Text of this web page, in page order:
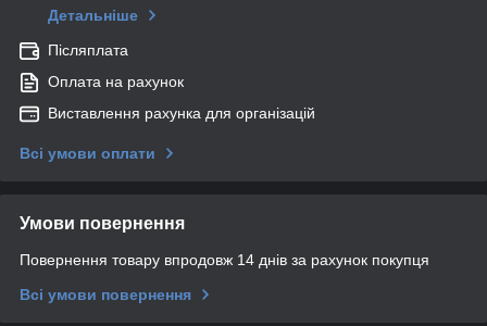
Детальніше
Післяплата
Оплата на рахунок
Виставлення рахунка для організацій
Всі умови оплати
Умови повернення
Повернення товару впродовж 14 днів за рахунок покупця
Всі умови повернення